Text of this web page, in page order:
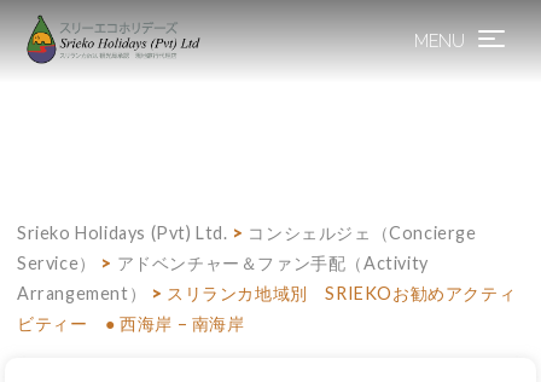
MENU Toggle
Srieko Holidays (Pvt) Ltd. > コンシェルジェ（Concierge
Service）
> アドベンチャー＆ファン手配（Activity
Arrangement）
> スリランカ地域別 SRIEKOお勧めアクティ
ビティー ● 西海岸 – 南海岸